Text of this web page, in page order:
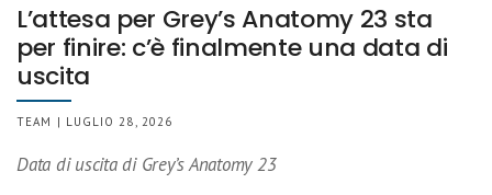
L’attesa per Grey’s Anatomy 23 sta
per finire: c’è finalmente una data di
uscita
TEAM | LUGLIO 28, 2026
Data di uscita di Grey’s Anatomy 23